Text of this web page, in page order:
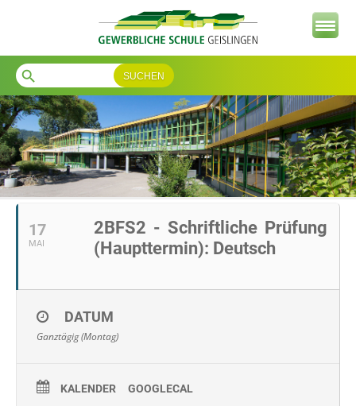
search
17
MAI
2BFS2 - Schriftliche Prüfung
(Haupttermin): Deutsch
DATUM
Ganztägig (Montag)
KALENDER GOOGLECAL